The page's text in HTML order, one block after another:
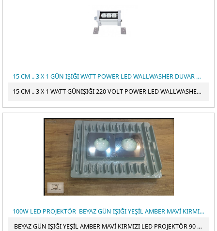
15 CM .. 3 X 1 GÜN IŞIĞI WATT POWER LED WALLWASHER DUVAR BOYAMA
15 CM .. 3 X 1 WATT GÜNIŞIĞI 220 VOLT POWER LED WALLWASHER DUVAR BOYAMA
100W LED PROJEKTÖR BEYAZ GÜN IŞIĞI YEŞİL AMBER MAVİ KIRMIZI LED PROJEKTÖR 90 DERECE 100 WATT
BEYAZ GÜN IŞIĞI YEŞİL AMBER MAVİ KIRMIZI LED PROJEKTÖR 90 DERECE 100 WATT